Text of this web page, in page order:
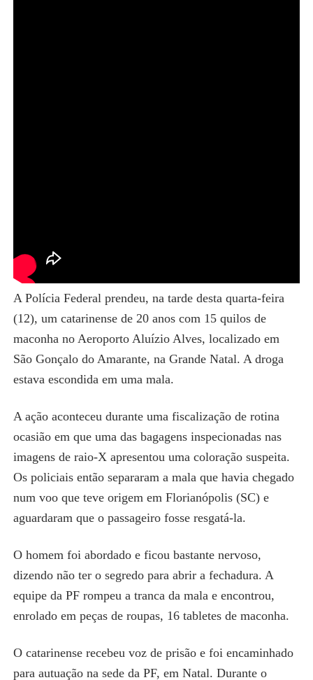
A Polícia Federal prendeu, na tarde desta quarta-feira
(12), um catarinense de 20 anos com 15 quilos de
maconha no Aeroporto Aluízio Alves, localizado em
São Gonçalo do Amarante, na Grande Natal. A droga
estava escondida em uma mala.
A ação aconteceu durante uma fiscalização de rotina
ocasião em que uma das bagagens inspecionadas nas
imagens de raio-X apresentou uma coloração suspeita.
Os policiais então separaram a mala que havia chegado
num voo que teve origem em Florianópolis (SC) e
aguardaram que o passageiro fosse resgatá-la.
O homem foi abordado e ficou bastante nervoso,
dizendo não ter o segredo para abrir a fechadura. A
equipe da PF rompeu a tranca da mala e encontrou,
enrolado em peças de roupas, 16 tabletes de maconha.
O catarinense recebeu voz de prisão e foi encaminhado
para autuação na sede da PF, em Natal. Durante o